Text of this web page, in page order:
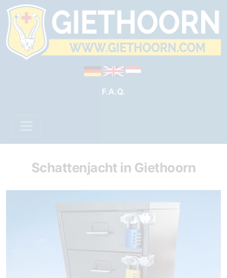
F.A.Q.
Schattenjacht in Giethoorn